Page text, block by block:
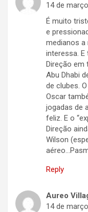
14 de
É muito
e
medianos a
interessa.
Direção em
Abu Dhabi
de clubes.
Oscar
jogadas de
feliz. E o
Direção
Wilson
Reply
Aureo
14 de